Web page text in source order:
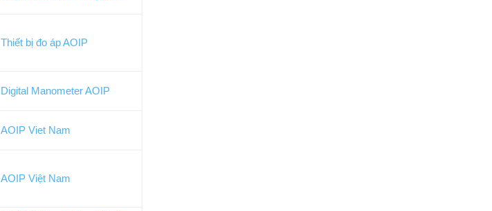
Thiết bị đo áp AOIP
Digital Manometer AOIP
AOIP Viet Nam
AOIP Việt Nam